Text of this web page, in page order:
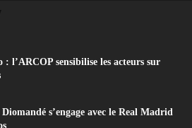
: l’ARCOP sensibilise les acteurs sur
s’engage avec le Real Madrid